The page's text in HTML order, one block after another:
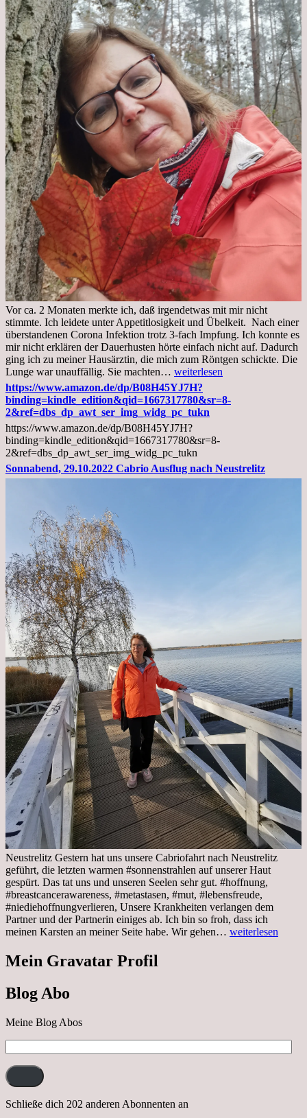
Vor ca. 2 Monaten merkte ich, daß irgendetwas mit mir nicht
stimmte. Ich leidete unter Appetitlosigkeit und Übelkeit. Nach einer
überstandenen Corona Infektion trotz 3-fach Impfung. Ich konnte es
mir nicht erklären der Dauerhusten hörte einfach nicht auf. Dadurch
ging ich zu meiner Hausärztin, die mich zum Röntgen schickte. Die
Lunge war unauffällig. Sie machten… Mittwoch,
02.11.2022,
Arztgespräch
und
Diagnose
Lebermetastasen
weiterlesen
https://www.amazon.de/dp/B08H45YJ7H?
binding=kindle_edition&qid=1667317780&sr=8-
2&ref=dbs_dp_awt_ser_img_widg_pc_tukn
https://www.amazon.de/dp/B08H45YJ7H?
binding=kindle_edition&qid=1667317780&sr=8-
2&ref=dbs_dp_awt_ser_img_widg_pc_tukn
Sonnabend, 29.10.2022 Cabrio Ausflug nach Neustrelitz
Neustrelitz Gestern hat uns unsere Cabriofahrt nach Neustrelitz
geführt, die letzten warmen #sonnenstrahlen auf unserer Haut
gespürt. Das tat uns und unseren Seelen sehr gut. #hoffnung,
#breastcancerawareness, #metastasen, #mut, #lebensfreude,
#niediehoffnungverlieren, Unsere Krankheiten verlangen dem
Partner und der Partnerin einiges ab. Ich bin so froh, dass ich
meinen Karsten an meiner Seite habe. Wir gehen… Sonnabend,
weiterlesen
Mein Gravatar Profil
Blog Abo
Meine Blog Abos
Mail-
Adresse:
Schließe dich 202 anderen Abonnenten an